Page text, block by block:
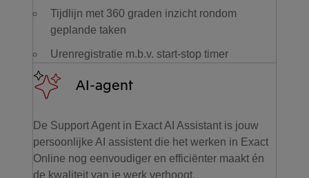
Tijdlijn met 360 graden inzicht rondom
geplande taken
Urenregistratie m.b.v. start-stop timer
AI-agent
De Support Agent in Exact AI Assistant is jouw
persoonlijke AI assistent die het werken in Exact
Online nog eenvoudiger en efficiënter maakt én
de kwaliteit van je werk verhoogt.